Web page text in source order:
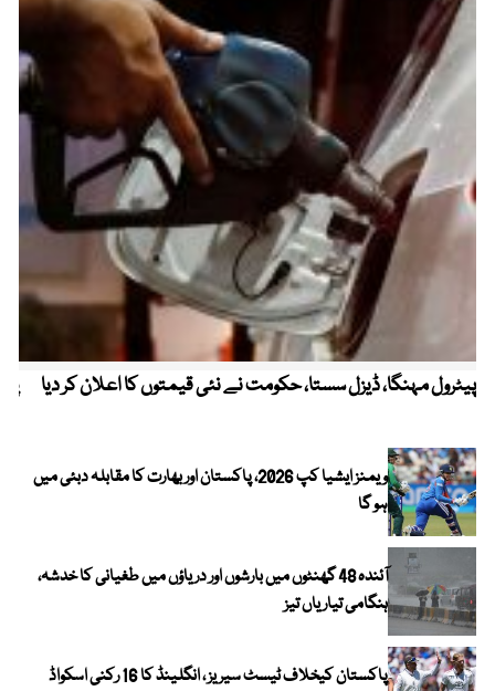
پیٹرول مہنگا، ڈیزل سستا، حکومت نے نئی قیمتوں کا اعلان کر دیا
ویمنز ایشیا کپ 2026، پاکستان اور بھارت کا مقابلہ دبئی میں
ہو گا
آئندہ 48 گھنٹوں میں بارشوں اور دریاؤں میں طغیانی کا خدشہ،
ہنگامی تیاریاں تیز
پاکستان کیخلاف ٹیسٹ سیریز ، انگلینڈ کا 16 رکنی اسکواڈ